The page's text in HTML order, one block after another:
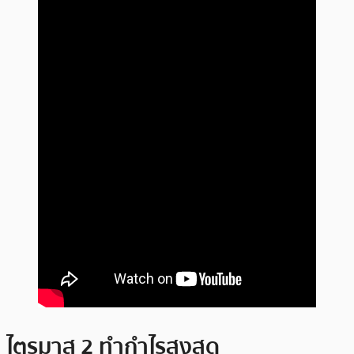
ไตรมาส 2 ทำกำไรสูงสุด